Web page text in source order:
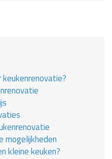
mogelijkheden
kleine keuken?